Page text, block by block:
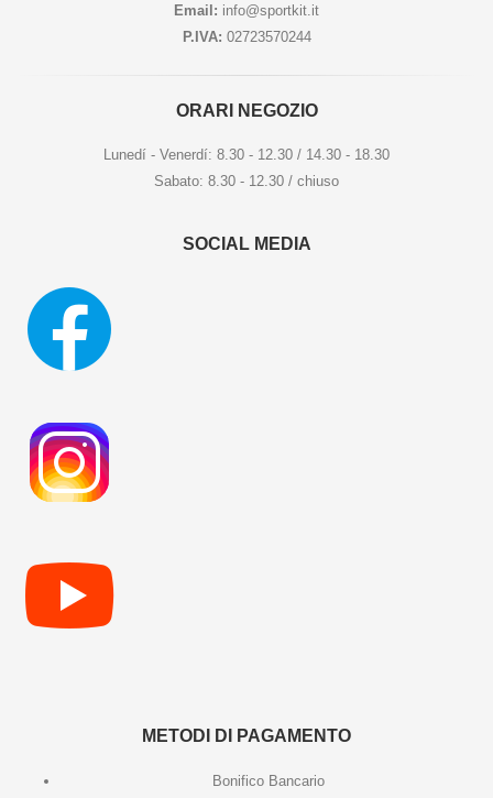
Email: info@sportkit.it
P.IVA: 02723570244
ORARI NEGOZIO
Lunedí - Venerdí: 8.30 - 12.30 / 14.30 - 18.30
Sabato: 8.30 - 12.30 / chiuso
SOCIAL MEDIA
METODI DI PAGAMENTO
Bonifico Bancario